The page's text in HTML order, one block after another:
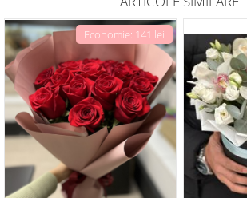
Economie: 141 lei